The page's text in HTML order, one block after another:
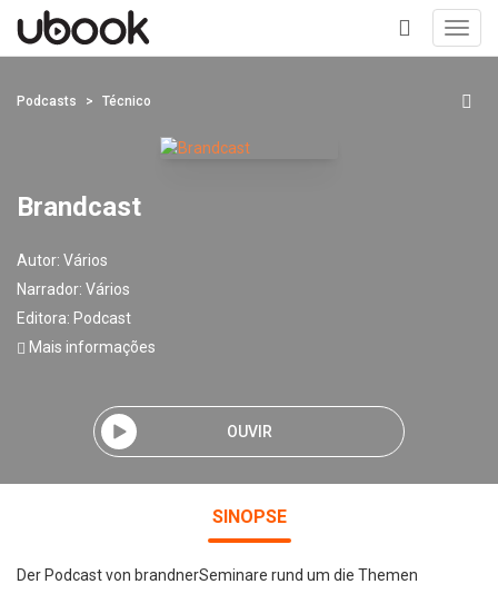
+
Podcasts Técnico
Brandcast
Autor: Vários
Narrador: Vários
Editora: Podcast
Mais informações
OUVIR
SINOPSE
Der Podcast von brandnerSeminare rund um die Themen